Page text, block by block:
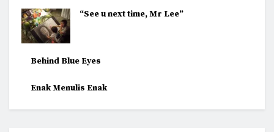
“See u next time, Mr Lee”
Behind Blue Eyes
Enak Menulis Enak